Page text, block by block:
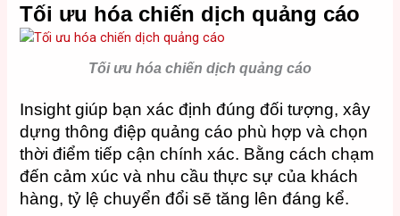
Tối ưu hóa chiến dịch quảng cáo
Tối ưu hóa chiến dịch quảng cáo
Insight giúp bạn xác định đúng đối tượng, xây
dựng thông điệp quảng cáo phù hợp và chọn
thời điểm tiếp cận chính xác. Bằng cách chạm
đến cảm xúc và nhu cầu thực sự của khách
hàng, tỷ lệ chuyển đổi sẽ tăng lên đáng kể.